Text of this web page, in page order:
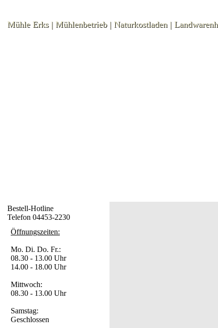
Mühle Erks | Mühlenbetrieb | Naturkostladen |
Bestell-Hotline
Telefon 04453-2230
Öffnungszeiten:
Mo. Di. Do. Fr.:
08.30 - 13.00 Uhr
14.00 - 18.00 Uhr
Mittwoch:
08.30 - 13.00 Uhr
Samstag:
Geschlossen